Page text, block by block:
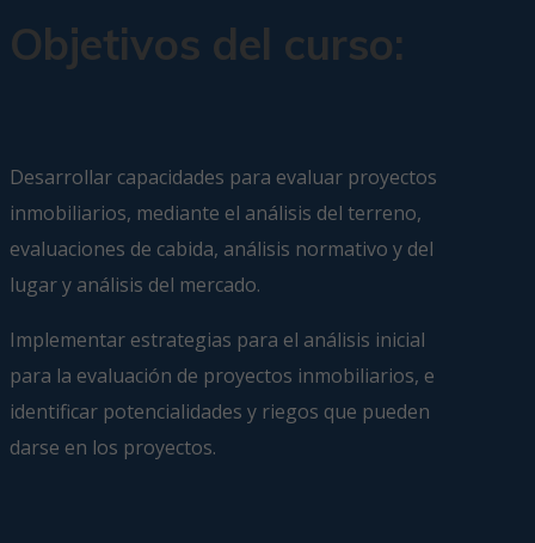
Objetivos del curso:
Desarrollar capacidades para evaluar proyectos
inmobiliarios, mediante el análisis del terreno,
evaluaciones de cabida, análisis normativo y del
lugar y análisis del mercado.
Implementar estrategias para el análisis inicial
para la evaluación de proyectos inmobiliarios, e
identificar potencialidades y riegos que pueden
darse en los proyectos.